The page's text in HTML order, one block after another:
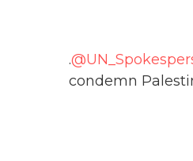
.
condemn